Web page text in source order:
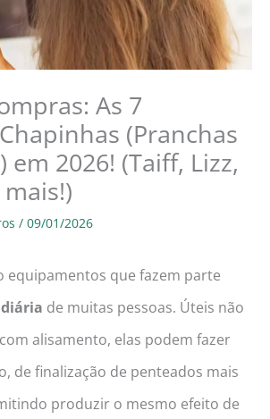
As 7
(Pranchas
em 2026! (Taiff, Lizz,
/ 09/01/2026
equipamentos que fazem parte
de muitas pessoas. Úteis não
alisamento, elas podem fazer
de finalização de penteados mais
produzir o mesmo efeito de